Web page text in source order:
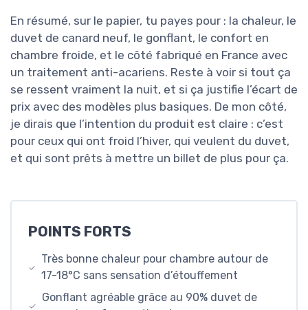
En résumé, sur le papier, tu payes pour : la chaleur, le
duvet de canard neuf, le gonflant, le confort en
chambre froide, et le côté fabriqué en France avec
un traitement anti-acariens. Reste à voir si tout ça
se ressent vraiment la nuit, et si ça justifie l’écart de
prix avec des modèles plus basiques. De mon côté,
je dirais que l’intention du produit est claire : c’est
pour ceux qui ont froid l’hiver, qui veulent du duvet,
et qui sont prêts à mettre un billet de plus pour ça.
POINTS FORTS
Très bonne chaleur pour chambre autour de
17-18°C sans sensation d’étouffement
Gonflant agréable grâce au 90% duvet de